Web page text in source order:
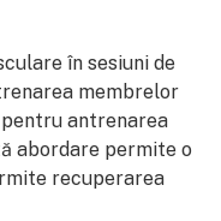
în sesiuni de
membrelor
antrenarea
abordare permite o
recuperarea